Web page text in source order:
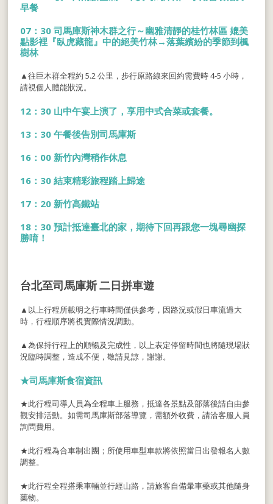
早餐
07：30 司馬庫斯神木群之行～幽雅清靜的桂竹林區 媲美
點影裡『臥虎藏龍』中的絕美竹林→落葉繽紛的季節到楓
樹林
▲往巨木群全程約 5.2 公里，步行原路線來回約需費時 4-5 小時，
請視個人體能狀況。
12：30 山中午宴上演了，享用中式合菜或套餐。
13：30 午餐後告別司馬庫斯
16：00 新竹內灣稍作休息
16：30 結束精彩旅程踏上歸途
17：20 新竹高鐵站
18：30 預計抵達臺北的家，期待下回再跟您一塊尋幽探
勝唷！
台北至司馬庫斯 二日拼車遊
▲以上行程所載明之行車時間僅供參考，因路況或假日車流過大
時，行程順序將視實際情況調動。
▲為保持行程上的順暢及完成性，以上表定停留時間也將隨現場狀
況臨時調整，造成不便，敬請見諒，謝謝。
★司馬庫斯食宿資訊
★此行程司導人員為全程車上服務，抵達各景點及部落後請自由參
觀安排活動。如需司馬庫斯部落導覽，需額外收費，請洽客服人員
詢問費用。
★此行程為合車制出團；所使用車型車款將依照當日出發報名人數
調整。
★此行程全程搭乘車輛並行經山路，請旅客自備暈車藥或其他隨身
藥物。